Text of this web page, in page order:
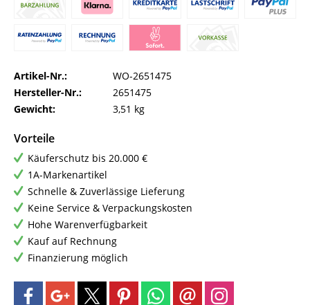
Artikel-Nr.:
WO-2651475
Hersteller-Nr.:
2651475
Gewicht:
3,51 kg
Vorteile
Käuferschutz bis 20.000 €
1A-Markenartikel
Schnelle & Zuverlässige Lieferung
Keine Service & Verpackungskosten
Hohe Warenverfügbarkeit
Kauf auf Rechnung
Finanzierung möglich